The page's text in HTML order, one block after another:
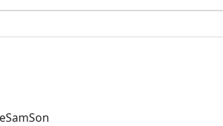
SamSon